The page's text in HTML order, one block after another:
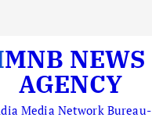
AGENCY
Media Network Bureau-